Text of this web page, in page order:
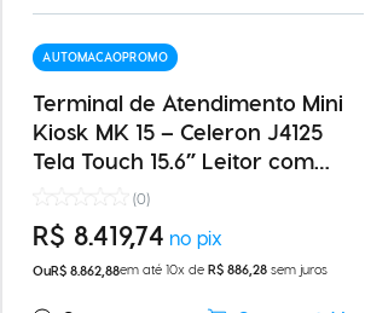
AUTOMACAOPROMO
Terminal de Atendimento Mini
Kiosk MK 15 – Celeron J4125
Tela Touch 15.6” Leitor com
Sensor de Presença Impressora
250MM/S
(0)
R$ 8.419,74
R$ 8.862 ,88em até10x deR$ 886 ,28 sem juros